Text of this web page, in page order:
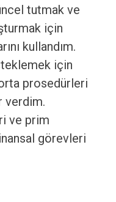
tutmak ve
için
kullandım.
için
prosedürleri
verdim.
ve prim
görevleri